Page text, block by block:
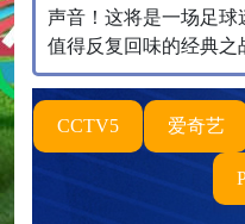
声音！这将是一场足球
值得反复回味的经典之
CCTV5 爱奇艺